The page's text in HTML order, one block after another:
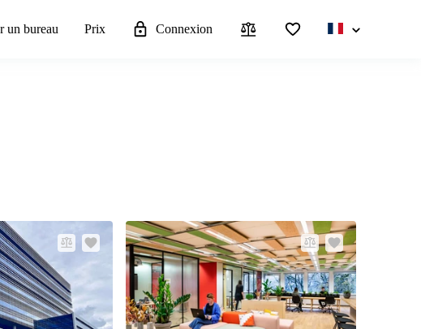
un bureau Prix Connexion